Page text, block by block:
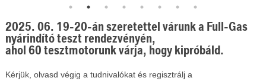
2025. 06. 19-20-án szeretettel várunk a Full-Gas
nyárindító teszt rendezvényén,
ahol 60 tesztmotorunk várja, hogy kipróbáld.
Kérjük, olvasd végig a tudnivalókat és regisztrálj a